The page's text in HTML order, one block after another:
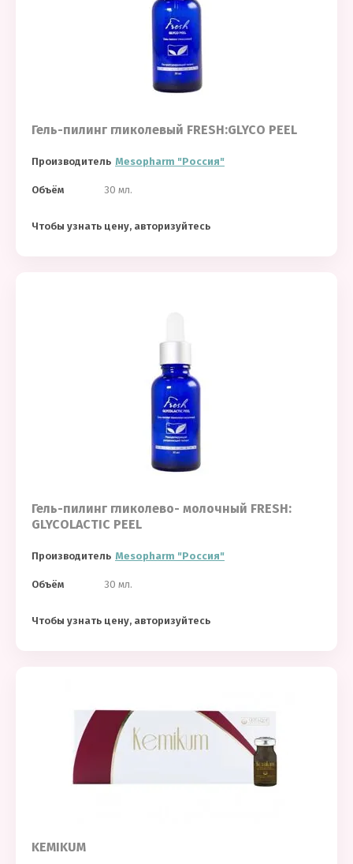
Гель-пилинг гликолевый FRESH:GLYCO PEEL
Производитель Mesopharm "Россия"
Объём 30 мл.
Чтобы узнать цену, авторизуйтесь
Гель-пилинг гликолево- молочный FRESH:
GLYCOLACTIC PEEL
Производитель Mesopharm "Россия"
Объём 30 мл.
Чтобы узнать цену, авторизуйтесь
KEMIKUM